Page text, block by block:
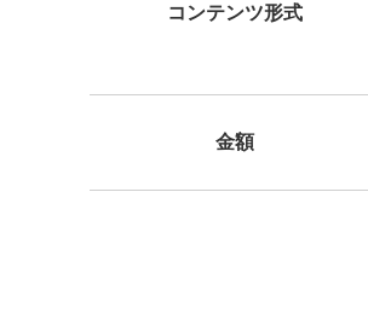
コンテンツ形式
金額